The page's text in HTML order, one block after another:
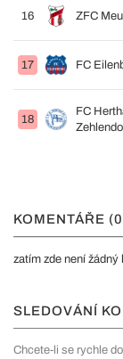
16 ZFC
17 FC
18
FC
KOMENTÁŘE
zatím zde není žádný
SLEDOVÁNÍ
Chcete-li se rychle